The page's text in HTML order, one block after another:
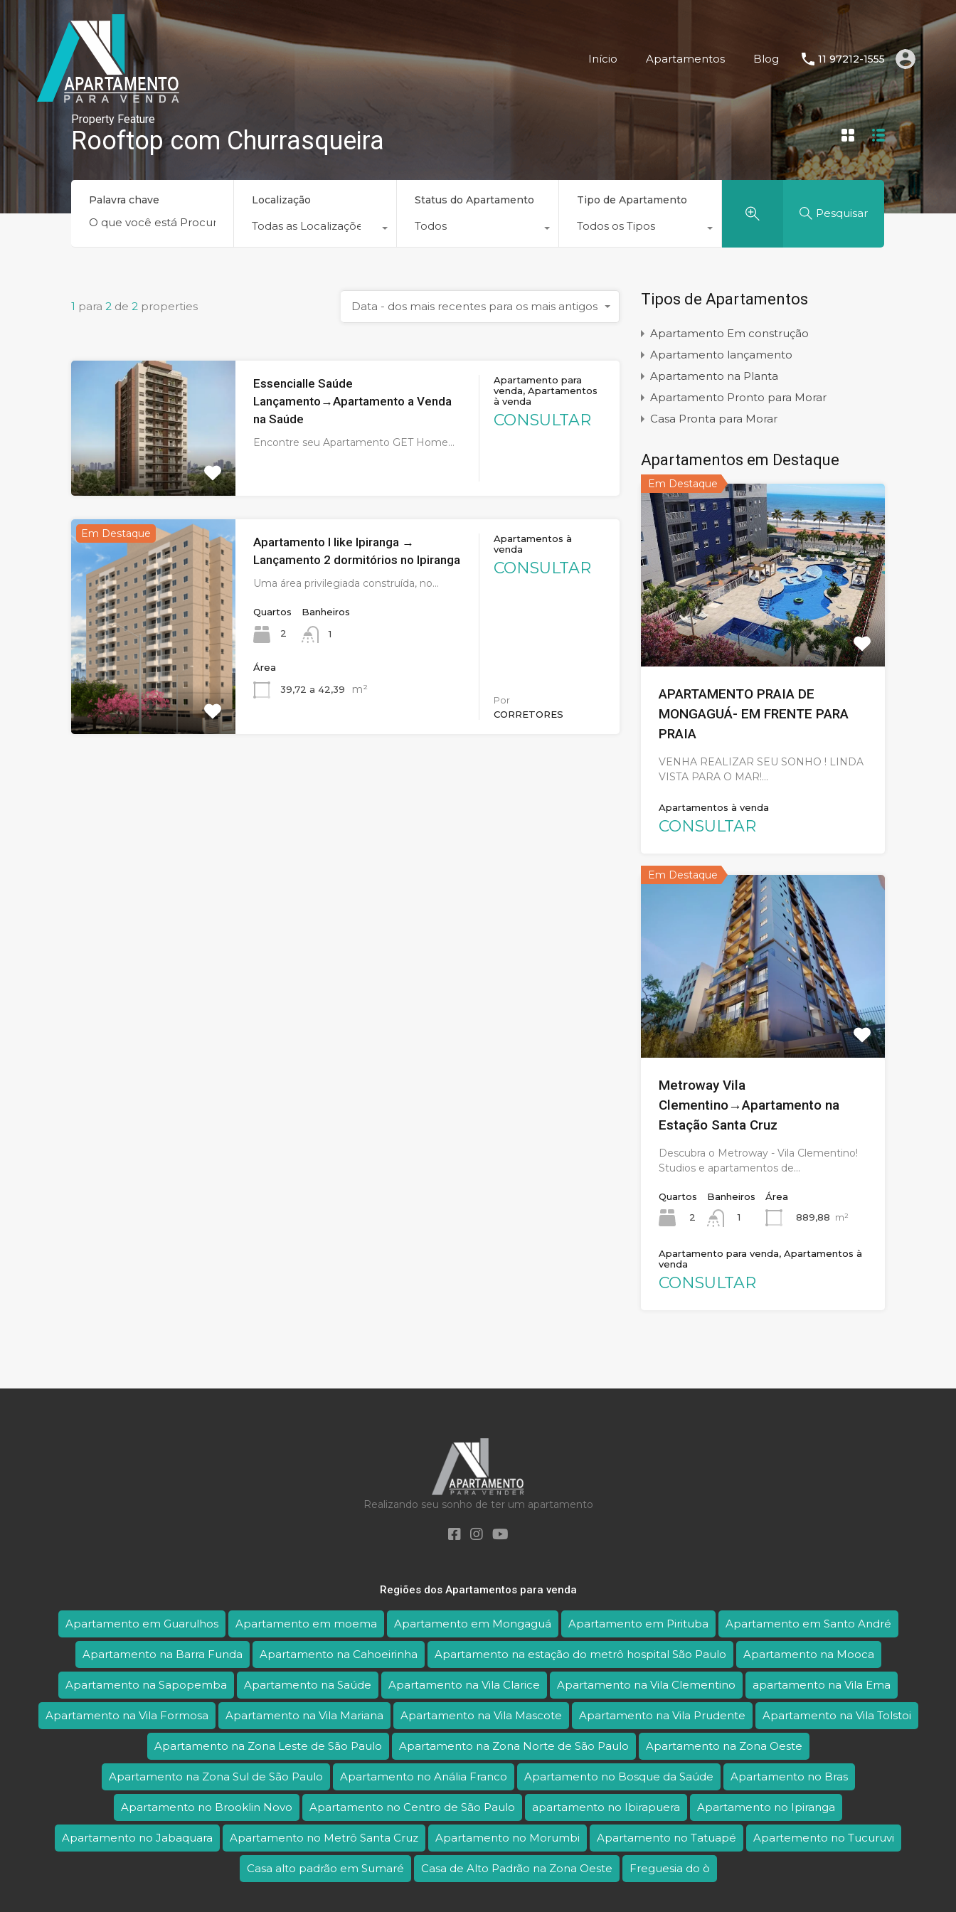
Início Apartamentos Blog 11 97212-1555
Property Feature
Rooftop com Churrasqueira
Palavra chave Localização
Todas as Localizações
Status do Apartamento
Todos
Tipo de Apartamento
Todos os Tipos
Pesquisar
1 para 2 de 2 properties Data - dos mais recentes para os mais antigos
Essencialle Saúde
Lançamento→Apartamento a Venda
na Saúde
Encontre seu Apartamento GET Home…
Apartamento para
venda, Apartamentos
à venda
CONSULTAR
Em Destaque
Apartamento I like Ipiranga →
Lançamento 2 dormitórios no Ipiranga
Uma área privilegiada construída, no…
Quartos
2
Banheiros
1
Área
39,72 a 42,39
m²
Apartamentos à
venda
CONSULTAR
Por
CORRETORES
Tipos de Apartamentos
Apartamento Em construção
Apartamento lançamento
Apartamento na Planta
Apartamento Pronto para Morar
Casa Pronta para Morar
Apartamentos em Destaque
Em Destaque
APARTAMENTO PRAIA DE
MONGAGUÁ- EM FRENTE PARA
PRAIA
VENHA REALIZAR SEU SONHO ! LINDA
VISTA PARA O MAR!…
Apartamentos à venda
CONSULTAR
Em Destaque
Metroway Vila
Clementino→Apartamento na
Estação Santa Cruz
Descubra o Metroway - Vila Clementino!
Studios e apartamentos de…
Quartos
2
Banheiros
1
Área
889,88 m²
Apartamento para venda, Apartamentos à
venda
CONSULTAR
Realizando seu sonho de ter um apartamento
Regiões dos Apartamentos para venda
Apartamento em Guarulhos Apartamento em moema Apartamento em Mongaguá Apartamento em Pirituba Apartamento em Santo André
Apartamento na Barra Funda Apartamento na Cahoeirinha Apartamento na estação do metrô hospital São Paulo Apartamento na Mooca
Apartamento na Sapopemba Apartamento na Saúde Apartamento na Vila Clarice Apartamento na Vila Clementino apartamento na Vila Ema
Apartamento na Vila Formosa Apartamento na Vila Mariana Apartamento na Vila Mascote Apartamento na Vila Prudente Apartamento na Vila Tolstoi
Apartamento na Zona Leste de São Paulo Apartamento na Zona Norte de São Paulo Apartamento na Zona Oeste
Apartamento na Zona Sul de São Paulo Apartamento no Anália Franco Apartamento no Bosque da Saúde Apartamento no Bras
Apartamento no Brooklin Novo Apartamento no Centro de São Paulo apartamento no Ibirapuera Apartamento no Ipiranga
Apartamento no Jabaquara Apartamento no Metrô Santa Cruz Apartamento no Morumbi Apartamento no Tatuapé Apartemento no Tucuruvi
Casa alto padrão em Sumaré Casa de Alto Padrão na Zona Oeste Freguesia do ò